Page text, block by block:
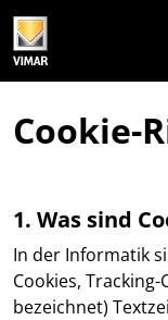
Cookie-
1. Was sind
In der Informatik
Cookies,
bezeichnet)